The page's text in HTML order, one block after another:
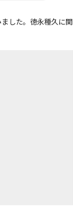
した。徳永種久に関